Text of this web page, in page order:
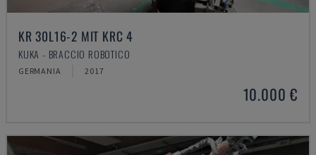
KR 30L16-2 MIT KRC 4
KUKA - BRACCIO ROBOTICO
GERMANIA 2017
10.000 €